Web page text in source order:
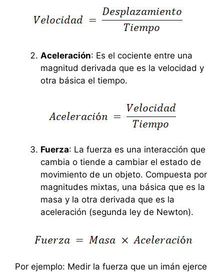
Aceleración: Es el cociente entre una
magnitud derivada que es la velocidad y
otra básica el tiempo.
Fuerza: La fuerza es una interacción que
cambia o tiende a cambiar el estado de
movimiento de un objeto. Compuesta por
magnitudes mixtas, una básica que es la
masa y la otra derivada que es la
aceleración (segunda ley de Newton).
Por ejemplo: Medir la fuerza que un imán ejerce